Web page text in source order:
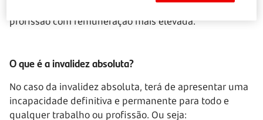
da incapacidade de ganho prevista refere-se à
profissão com remuneração mais elevada.
O que é a invalidez absoluta?
No caso da invalidez absoluta, terá de apresentar uma
incapacidade definitiva e permanente para todo e
qualquer trabalho ou profissão. Ou seja: